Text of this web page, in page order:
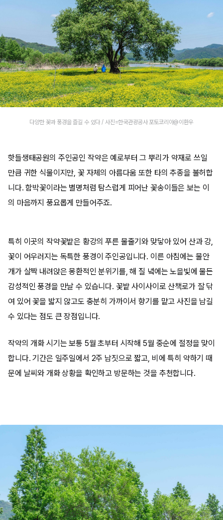
다양한 꽃과 풍경을 즐길 수 있다 / 사진=한국관광공사 포토코리아@이환우
핫들생태공원의 주인공인 작약은 예로부터 그 뿌리가 약재로 쓰일
만큼 귀한 식물이지만, 꽃 자체의 아름다움 또한 타의 추종을 불허합
니다. 함박꽃이라는 별명처럼 탐스럽게 피어난 꽃송이들은 보는 이
의 마음까지 풍요롭게 만들어주죠.
특히 이곳의 작약꽃밭은 황강의 푸른 물줄기와 맞닿아 있어 산과 강,
꽃이 어우러지는 독특한 풍경이 주인공입니다. 이른 아침에는 물안
개가 살짝 내려앉은 몽환적인 분위기를, 해 질 녘에는 노을빛에 물든
감성적인 풍경을 만날 수 있습니다. 꽃밭 사이사이로 산책로가 잘 닦
여 있어 꽃을 밟지 않고도 충분히 가까이서 향기를 맡고 사진을 남길
수 있다는 점도 큰 장점입니다.
작약의 개화 시기는 보통 5월 초부터 시작해 5월 중순에 절정을 맞이
합니다. 기간은 일주일에서 2주 남짓으로 짧고, 비에 특히 약하기 때
문에 날씨와 개화 상황을 확인하고 방문하는 것을 추천합니다.